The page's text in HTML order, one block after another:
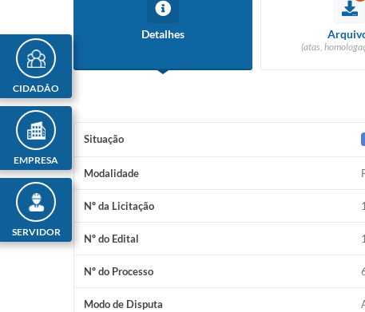
CIDADÃO
EMPRESA
SERVIDOR
Detalhes
(atas,
Situação
Modalidade
Nº da Licitação
Nº do Edital
Nº do Processo
Modo de Disputa